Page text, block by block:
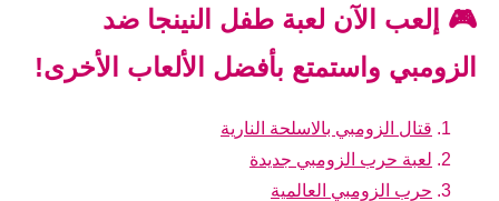
🎮 إلعب الآن لعبة طفل النينجا ضد
الزومبي واستمتع بأفضل الألعاب الأخرى!
قتال الزومبي بالاسلحة النارية
لعبة حرب الزومبي جديدة
حرب الزومبي العالمية